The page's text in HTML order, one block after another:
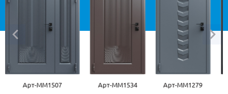
ММ1507 Арт-ММ1534 Арт-ММ1279 Арт-